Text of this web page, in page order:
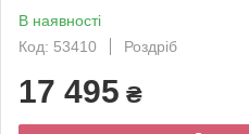
В наявності
Код: 53410
Роздріб
17 495 ₴